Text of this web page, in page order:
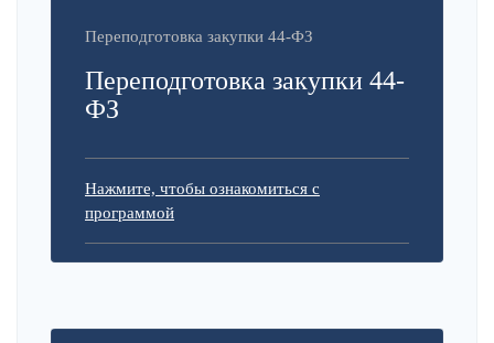
Переподготовка закупки 44-ФЗ
Переподготовка закупки 44-
ФЗ
Нажмите, чтобы ознакомиться с
программой